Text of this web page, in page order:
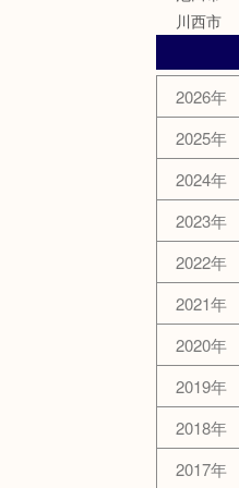
川西市
2026年
2025年
2024年
2023年
2022年
2021年
2020年
2019年
2018年
2017年